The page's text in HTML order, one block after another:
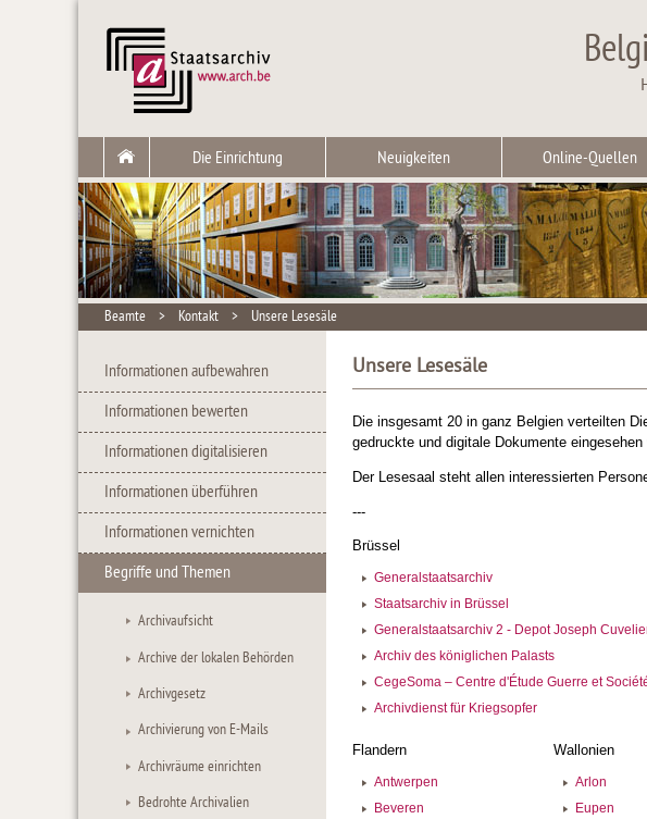
Die Einrichtung Neuigkeiten Online-Quellen
Beamte > Kontakt > Unsere Lesesäle
Informationen aufbewahren
Informationen bewerten
Informationen digitalisieren
Informationen überführen
Informationen vernichten
Begriffe und Themen
Archivaufsicht
Archive der lokalen Behörden
Archivgesetz
Archivierung von E-Mails
Archivräume einrichten
Bedrohte Archivalien
Unsere Lesesäle
Die insgesamt 20 in ganz Belgien verteilten
gedruckte und digitale Dokumente eingesehen
Der Lesesaal steht allen interessierten
---
Brüssel
Generalstaatsarchiv
Staatsarchiv in Brüssel
Generalstaatsarchiv 2 - Depot Joseph
Archiv des königlichen Palasts
CegeSoma – Centre d'Étude Guerre et
Archivdienst für Kriegsopfer
Flandern
Antwerpen
Beveren
Wallonien
Arlon
Eupen